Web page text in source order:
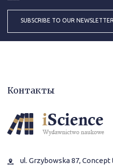
Контакты
ul. Grzybowska 87,